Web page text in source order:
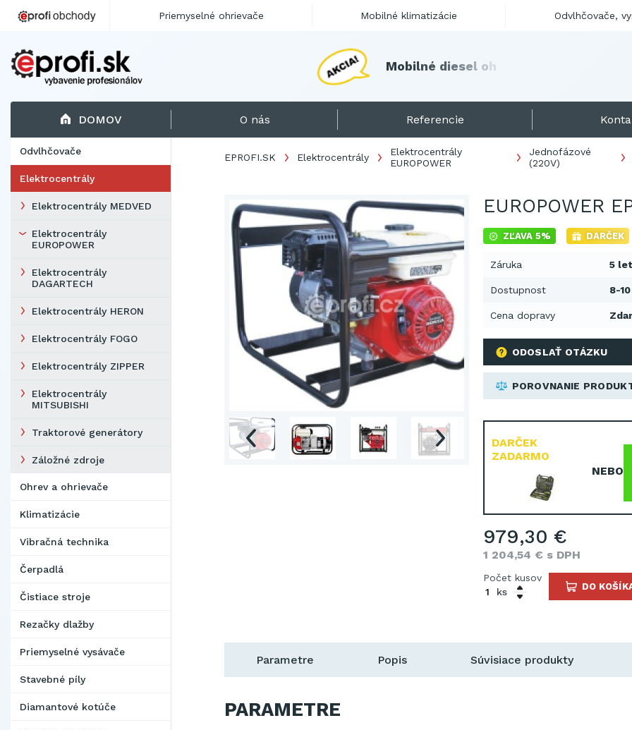
Mobilné diesel oh
DOMOV O nás Referencie
Odvlhčovače
Elektrocentrály
Elektrocentrály MEDVED
Elektrocentrály
EUROPOWER
Elektrocentrály
DAGARTECH
Elektrocentrály HERON
Elektrocentrály FOGO
Elektrocentrály ZIPPER
Elektrocentrály
MITSUBISHI
Traktorové generátory
Záložné zdroje
Ohrev a ohrievače
Klimatizácie
Vibračná technika
Čerpadlá
Čistiace stroje
Rezačky dlažby
Priemyselné vysávače
Stavebné píly
Diamantové kotúče
EPROFI.SK Elektrocentrály
Elektrocentrály
EUROPOWER
Jednofázové
(220V)
EUROPOWER
ZĽAVA 5% DARČEK
Záruka 5 let
Dostupnost 8-
Cena dopravy
ODOSLAŤ OTÁZKU
POROVNANIE
DARČEK
ZADARMO
NEBO
979,30 €
1 204,54 € s DPH
Počet kusov
ks
DO
Parametre Popis Súvisiace produkty
PARAMETRE
Priemyselné ohrievače Mobilné klimatizácie Odvlhčovače,